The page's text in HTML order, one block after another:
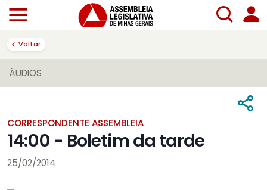
Voltar
ÁUDIOS
CORRESPONDENTE ASSEMBLEIA
14:00 - Boletim da tarde
25/02/2014